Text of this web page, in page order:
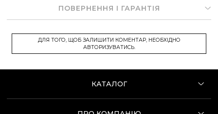
ПОВЕРНЕННЯ І ГАРАНТІЯ
ДЛЯ ТОГО, ЩОБ ЗАЛИШИТИ КОМЕНТАР, НЕОБХІДНО
АВТОРИЗУВАТИСЬ.
КАТАЛОГ